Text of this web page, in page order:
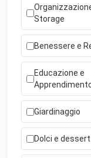
Storage
Benessere e
Educazione e
Giardinaggio
Dolci e dessert